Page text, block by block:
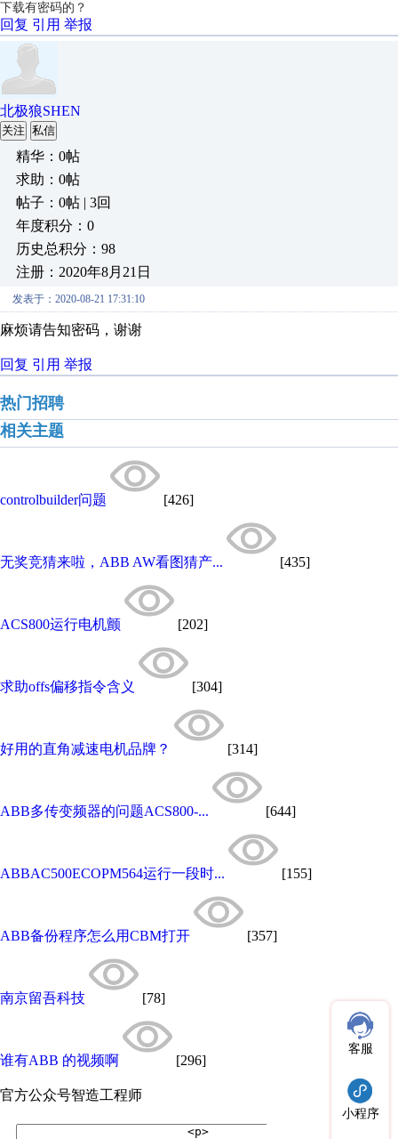
下载有密码的？
回复 引用 举报
北极狼SHEN
关注 私信
精华：0帖
求助：0帖
帖子：0帖 | 3回
年度积分：0
历史总积分：98
注册：2020年8月21日
发表于：2020-08-21 17:31:10
麻烦请告知密码，谢谢
回复 引用 举报
热门招聘
相关主题
controlbuilder问题 [426]
无奖竞猜来啦，ABB AW看图猜产... [435]
ACS800运行电机颤 [202]
求助offs偏移指令含义 [304]
好用的直角减速电机品牌？ [314]
ABB多传变频器的问题ACS800-... [644]
ABBAC500ECOPM564运行一段时... [155]
ABB备份程序怎么用CBM打开 [357]
南京留吾科技 [78]
谁有ABB 的视频啊 [296]
官方公众号智造工程师
客服
小程序